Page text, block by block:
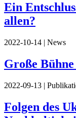
Ein
allen?
2022-10-14 | News
Große
2022-09-13 |
Folgen des